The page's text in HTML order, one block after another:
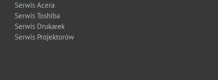
Serwis Acera
Serwis Toshiba
Serwis Drukarek
Serwis Projektorów